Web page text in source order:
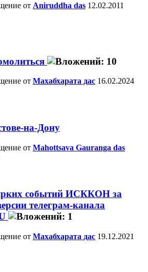
от Aniruddha das 12.02.2011
от Махабхарата дас 16.02.2024
на-Дону
от Mahottsava Gauranga das
событий ИСККОН за
телеграм-канала
от Махабхарата дас 19.12.2021